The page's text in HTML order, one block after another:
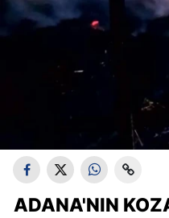
ADANA'NIN